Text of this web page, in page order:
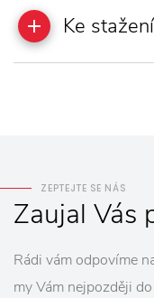
Ke stažení
ZEPTEJTE SE NÁS
Zaujal Vás
Rádi vám odpovíme
my Vám nejpozději